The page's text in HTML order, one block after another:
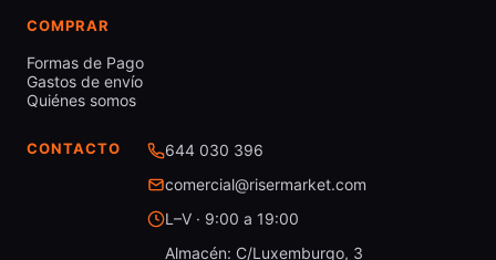
COMPRAR
Formas de Pago
Gastos de envío
Quiénes somos
CONTACTO
644 030 396
comercial@risermarket.com
L–V · 9:00 a 19:00
Almacén: C/Luxemburgo, 3